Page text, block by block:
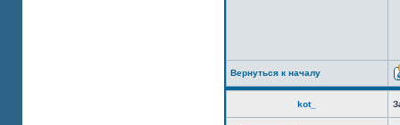
Вернуться к началу
kot_